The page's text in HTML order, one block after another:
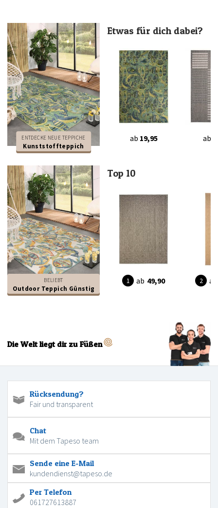
ENTDECKE NEUE TEPPICHE
Kunststoffteppich
Etwas für dich dabei?
ab 19,95 ab
BELIEBT
Outdoor Teppich Günstig
Top 10
ab 49,90 ab
Die Welt liegt dir zu Füßen
Rücksendung?
Fair und transparent
Chat
Mit dem Tapeso team
Sende eine E-Mail
kundendienst@tapeso.de
Per Telefon
061727613887